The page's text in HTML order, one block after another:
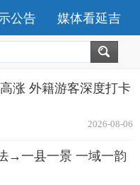
公告 媒体看延吉
涨 外籍游客深度打卡
2026-08-06
→一县一景 一域一韵